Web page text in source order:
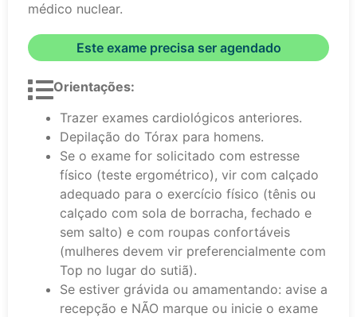
médico nuclear.
Este exame precisa ser agendado
Orientações:
Trazer exames cardiológicos anteriores.
Depilação do Tórax para homens.
Se o exame for solicitado com estresse
físico (teste ergométrico), vir com calçado
adequado para o exercício físico (tênis ou
calçado com sola de borracha, fechado e
sem salto) e com roupas confortáveis
(mulheres devem vir preferencialmente com
Top no lugar do sutiã).
Se estiver grávida ou amamentando: avise a
recepção e NÃO marque ou inicie o exame